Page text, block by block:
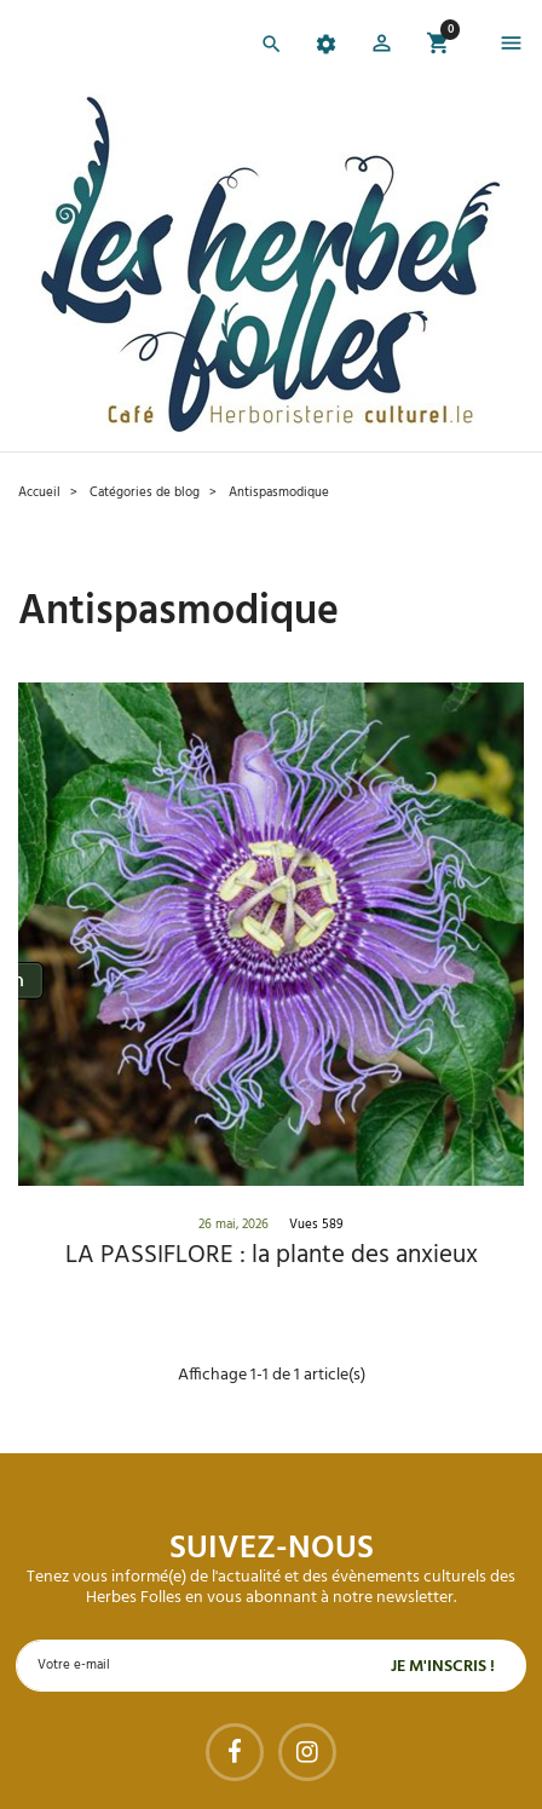
0
Accueil Catégories de blog​ Antispasmodique
Antispasmodique
26 mai, 2026 Vues 589
LA PASSIFLORE : la plante des anxieux
Affichage 1-1 de 1 article(s)
SUIVEZ-NOUS
Tenez vous informé(e) de l'actualité et des évènements culturels des
Herbes Folles en vous abonnant à notre newsletter.